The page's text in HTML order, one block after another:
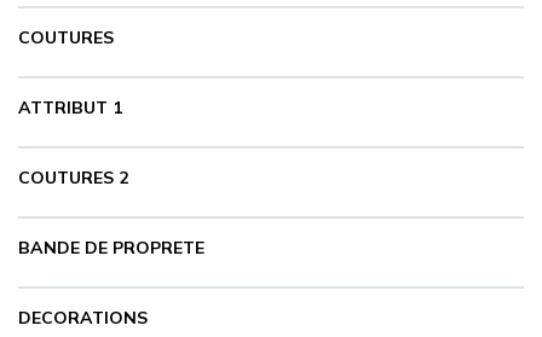
COUTURES
ATTRIBUT 1
COUTURES 2
BANDE DE PROPRETE
DECORATIONS